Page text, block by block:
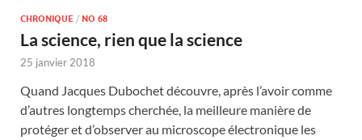
CHRONIQUE / NO 68
La science, rien que la science
25 janvier 2018
Quand Jacques Dubochet découvre, après l’avoir comme
d’autres longtemps cherchée, la meilleure manière de
protéger et d’observer au microscope électronique les